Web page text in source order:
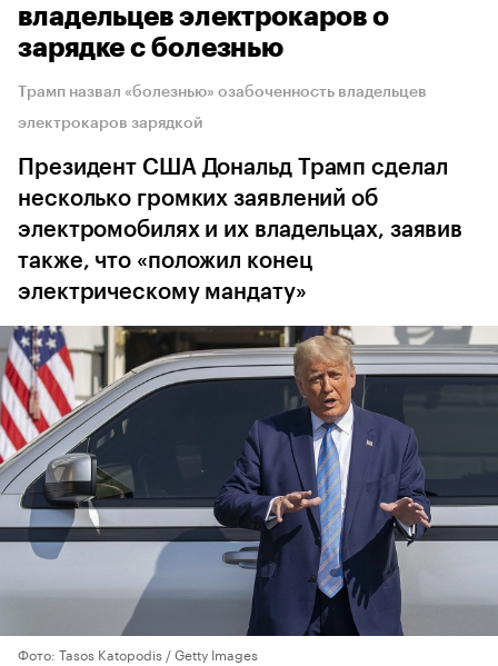
владельцев электрокаров о
зарядке с болезнью
Трамп назвал «болезнью» озабоченность владельцев
электрокаров зарядкой
Президент США Дональд Трамп сделал
несколько громких заявлений об
электромобилях и их владельцах, заявив
также, что «положил конец
электрическому мандату»
Фото: Tasos Katopodis / Getty Images